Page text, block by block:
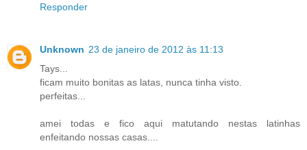
Responder
Unknown 23 de janeiro de 2012 às 11:13
Tays...
ficam muito bonitas as latas, nunca tinha visto.
perfeitas...
amei todas e fico aqui matutando nestas latinhas
enfeitando nossas casas....